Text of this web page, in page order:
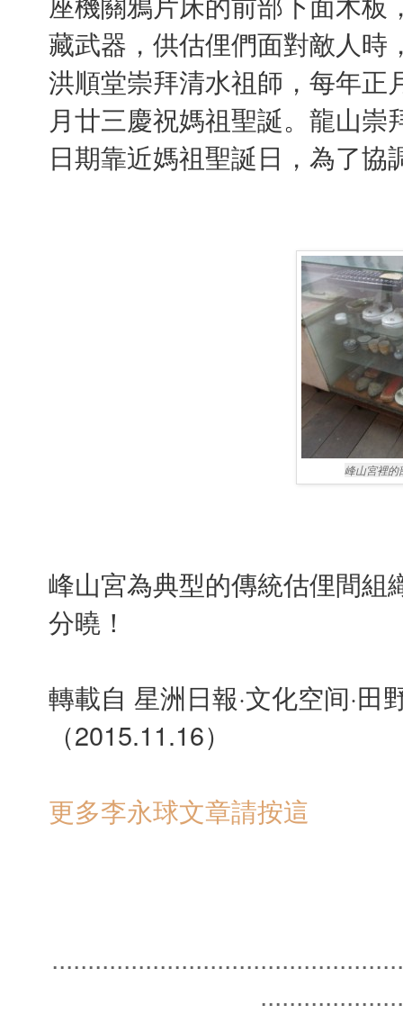
藏武器，供估俚們面對敵人時
洪順堂崇拜清水祖師，每年正
月廿三慶祝媽祖聖誕。龍山
日期靠近媽祖聖誕日，為了
峰山宮裡的
峰山宮為典型的傳統估俚間組
分曉！
轉載自 星洲日報·文化空间·田
（2015.11.16）
更多李永球文章請按這